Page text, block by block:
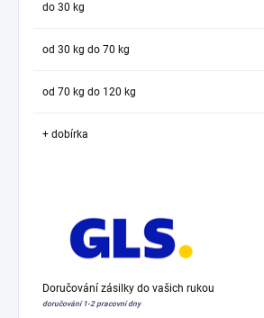
do 30 kg
od 30 kg do 70 kg
od 70 kg do 120 kg
+ dobírka
Doručování zásilky do vašich rukou
doručování 1-2 pracovní dny